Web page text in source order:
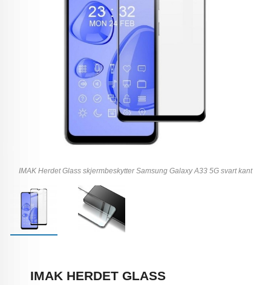
IMAK Herdet Glass skjermbeskytter Samsung Galaxy A33 5G svart kant
IMAK HERDET GLASS